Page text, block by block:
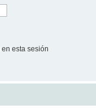
esta sesión